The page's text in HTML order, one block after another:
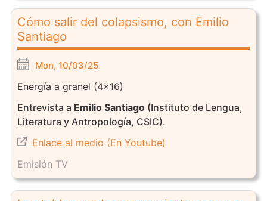
Cómo salir del colapsismo, con Emilio
Santiago
Mon, 10/03/25
Energía a granel (4x16)
Entrevista a Emilio Santiago(Instituto de Lengua,
Literatura y Antropología, CSIC).
Enlace al medio (En Youtube)
Emisión TV